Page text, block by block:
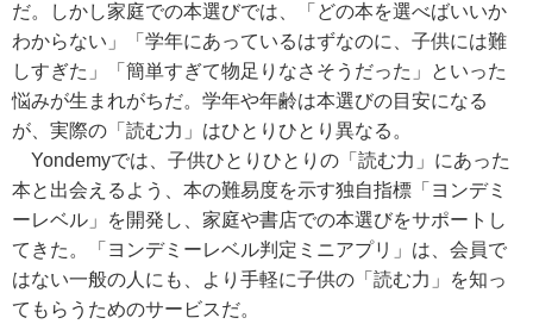
だ。しかし家庭での本選びでは、「どの本を選べばいいか
わからない」「学年にあっているはずなのに、子供には難
しすぎた」「簡単すぎて物足りなさそうだった」といった
悩みが生まれがちだ。学年や年齢は本選びの目安になる
が、実際の「読む力」はひとりひとり異なる。
Yondemyでは、子供ひとりひとりの「読む力」にあった
本と出会えるよう、本の難易度を示す独自指標「ヨンデミ
ーレベル」を開発し、家庭や書店での本選びをサポートし
てきた。「ヨンデミーレベル判定ミニアプリ」は、会員で
はない一般の人にも、より手軽に子供の「読む力」を知っ
てもらうためのサービスだ。